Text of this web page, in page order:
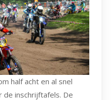
half acht en al snel
de inschrijftafels. De